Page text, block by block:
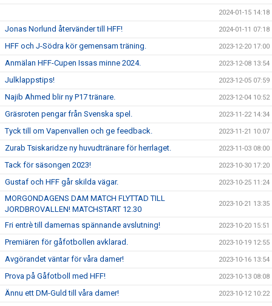
2024-01-15 14:18
Jonas Norlund återvänder till HFF! 2024-01-11 07:18
HFF och J-Södra kör gemensam träning. 2023-12-20 17:00
Anmälan HFF-Cupen Issas minne 2024. 2023-12-08 13:54
Julklappstips! 2023-12-05 07:59
Najib Ahmed blir ny P17 tränare. 2023-12-04 10:52
Gräsroten pengar från Svenska spel. 2023-11-22 14:34
Tyck till om Vapenvallen och ge feedback. 2023-11-21 10:07
Zurab Tsiskaridze ny huvudtränare för herrlaget. 2023-11-03 08:00
Tack för säsongen 2023! 2023-10-30 17:20
Gustaf och HFF går skilda vägar. 2023-10-25 11:24
MORGONDAGENS DAM MATCH FLYTTAD TILL
JORDBROVALLEN! MATCHSTART 12.30
2023-10-21 13:35
Fri entrè till damernas spännande avslutning! 2023-10-20 15:51
Premiären för gåfotbollen avklarad. 2023-10-19 12:55
Avgörandet väntar för våra damer! 2023-10-16 13:54
Prova på Gåfotboll med HFF! 2023-10-13 08:08
Ännu ett DM-Guld till våra damer! 2023-10-12 10:22